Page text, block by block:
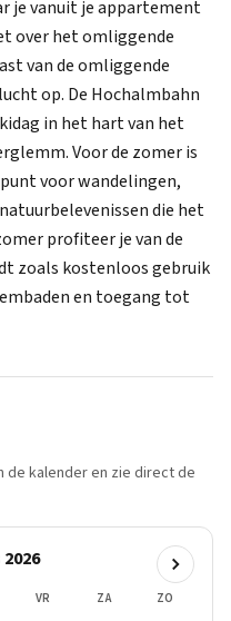
je vanuit je appartement
over het omliggende
van de omliggende
op. De Hochalmbahn
in het hart van het
Voor de zomer is
voor wandelingen,
die het
profiteer je van de
zoals kostenloos gebruik
en toegang tot
de kalender en zie direct de
VR ZA ZO